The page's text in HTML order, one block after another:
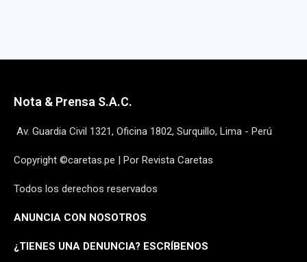
Nota & Prensa S.A.C.
Av. Guardia Civil 1321, Oficina 1802, Surquillo, Lima - Perú
Copyright ©caretas.pe | Por Revista Caretas
Todos los derechos reservados
ANUNCIA CON NOSOTROS
¿TIENES UNA DENUNCIA? ESCRÍBENOS